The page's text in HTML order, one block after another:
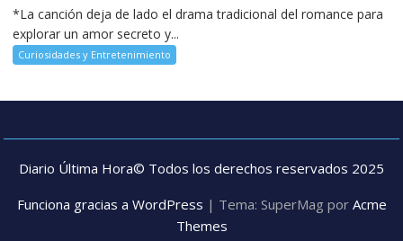
*La canción deja de lado el drama tradicional del romance para
explorar un amor secreto y...
Curiosidades y Entretenimiento
Diario Última Hora© Todos los derechos reservados 2025
Funciona gracias a WordPress | Tema: SuperMag por Acme
Themes